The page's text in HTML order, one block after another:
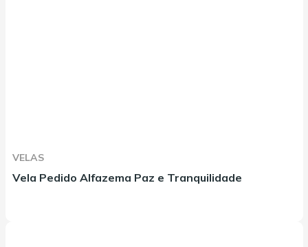
VELAS
Vela Pedido Alfazema Paz e Tranquilidade